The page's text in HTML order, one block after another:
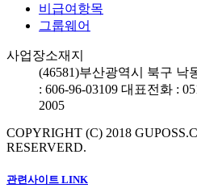
비급여항목
그룹웨어
사업장소재지
(46581)부산광역시 북구 낙
: 606-96-03109 대표전화 :
2005
COPYRIGHT (C) 2018
RESERVERD.
관련사이트 LINK